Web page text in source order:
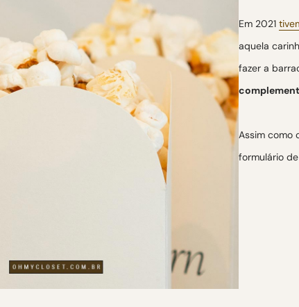
Em 2021
aquela
fazer a
Assim como
formulário